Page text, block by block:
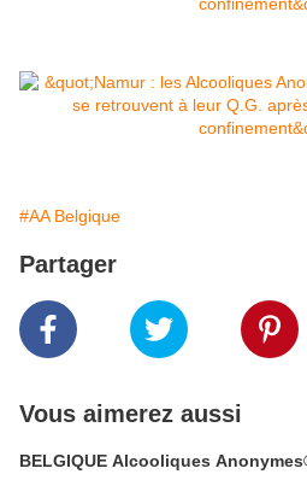
#AA Belgique
Partager
Vous aimerez aussi
BELGIQUE Alcooliques